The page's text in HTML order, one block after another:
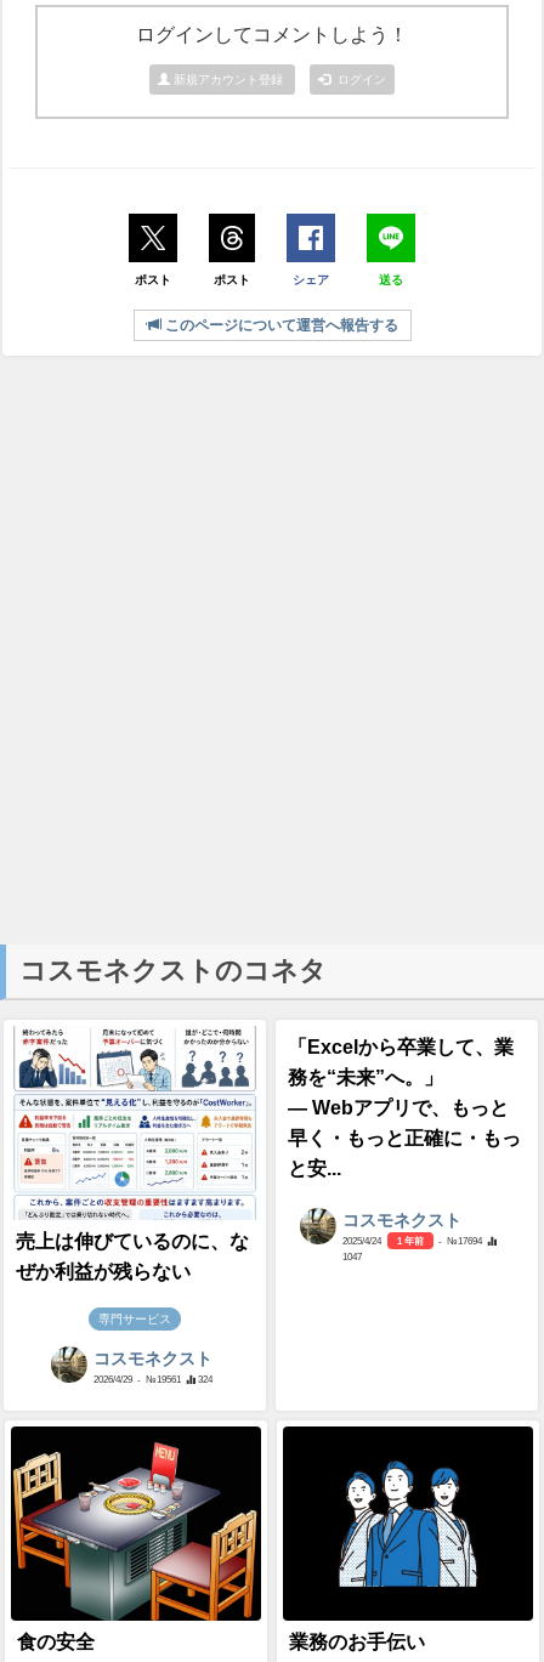
ログインしてコメントしよう！
新規アカウント登録 ログイン
ポスト ポスト シェア 送る
このページについて運営へ報告する
コスモネクストのコネタ
売上は伸びているのに、な
ぜか利益が残らない
専門サービス
コスモネクスト
2026/4/29 - №19561 324
「Excelから卒業して、業
務を“未来”へ。」
― Webアプリで、もっと
早く・もっと正確に・もっ
と安...
コスモネクスト
2025/4/24 1 年前
- №17694
1047
食の安全 業務のお手伝い